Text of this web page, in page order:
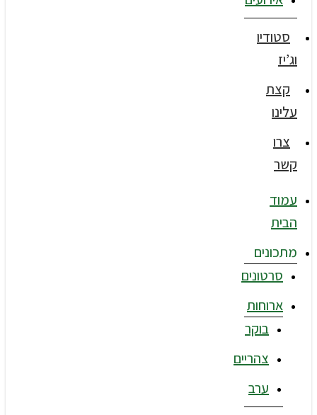
סטודיו
וג’יז
קצת
עלינו
צרו
קשר
עמוד
הבית
מתכונים
סרטונים
ארוחות
בוקר
צהריים
ערב